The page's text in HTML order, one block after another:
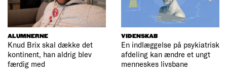
ALUMNERNE
Knud Brix skal dække det
kontinent, han aldrig blev
færdig med
VIDENSKAB
En indlæggelse på psykiatrisk
afdeling kan ændre et ungt
menneskes livsbane